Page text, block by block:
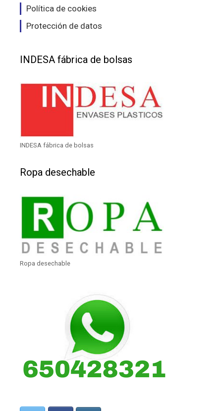
Política de cookies
Protección de datos
INDESA fábrica de bolsas
INDESA fábrica de bolsas
Ropa desechable
Ropa desechable